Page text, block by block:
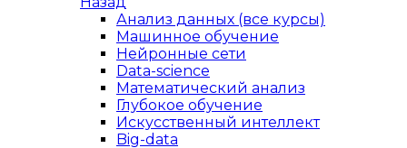
Анализ данных (все курсы)
Машинное обучение
Нейронные сети
Data-science
Математический анализ
Глубокое обучение
Искусственный интеллект
Big-data